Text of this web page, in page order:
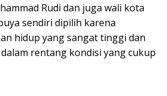
Rudi dan juga wali kota
sendiri dipilih karena
hidup yang sangat tinggi dan
rentang kondisi yang cukup